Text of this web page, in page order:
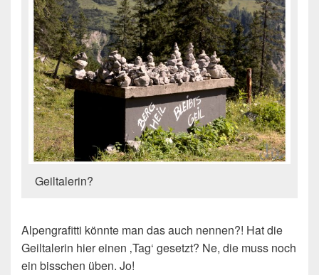
Geiltalerin?
Alpengrafitti könnte man das auch nennen?! Hat die
Geiltalerin hier einen ‚Tag‘ gesetzt? Ne, die muss noch
ein bisschen üben. Jo!